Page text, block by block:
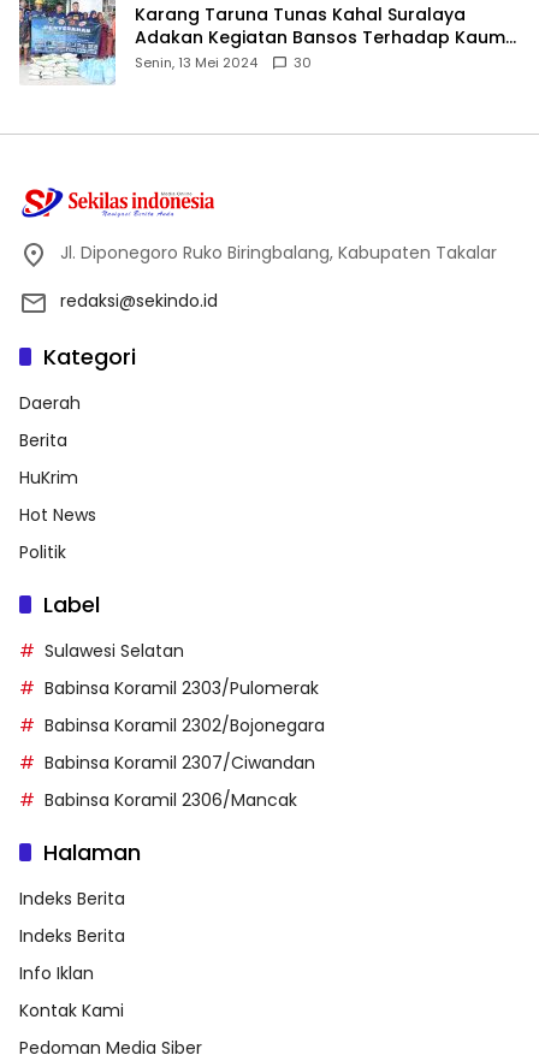
Karang Taruna Tunas Kahal Suralaya
Adakan Kegiatan Bansos Terhadap Kaum
Dhuafa dan Anak Yatim-Piatu
Senin, 13 Mei 2024 30
Jl. Diponegoro Ruko Biringbalang, Kabupaten Takalar
redaksi@sekindo.id
Kategori
Daerah
Berita
HuKrim
Hot News
Politik
Label
Sulawesi Selatan
Babinsa Koramil 2303/Pulomerak
Babinsa Koramil 2302/Bojonegara
Babinsa Koramil 2307/Ciwandan
Babinsa Koramil 2306/Mancak
Halaman
Indeks Berita
Indeks Berita
Info Iklan
Kontak Kami
Pedoman Media Siber